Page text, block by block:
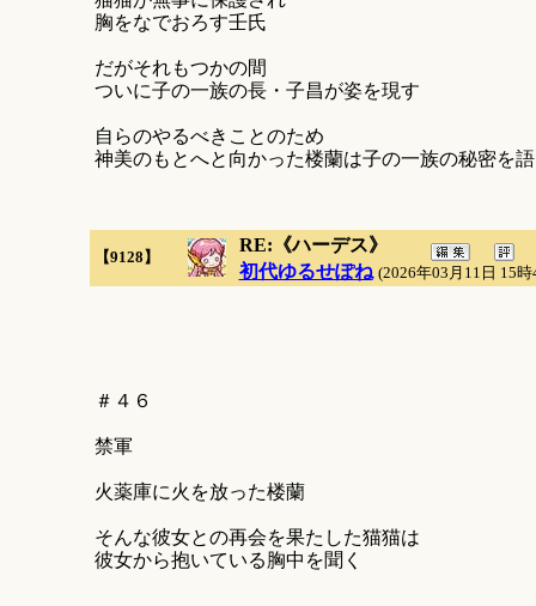
胸をなでおろす壬氏
だがそれもつかの間
ついに子の一族の長・子昌が姿を現す
自らのやるべきことのため
神美のもとへと向かった楼蘭は子の一族の秘密を
【9128】
RE:《ハーデス》
初代ゆるせぽね (2026年03月11日 15時
＃４６
禁軍
火薬庫に火を放った楼蘭
そんな彼女との再会を果たした猫猫は
彼女から抱いている胸中を聞く